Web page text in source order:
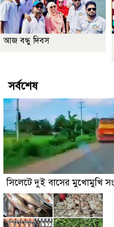
আজ বন্ধু দিবস
সর্বশেষ
সিলেটে দুই বাসের মুখোমুখি